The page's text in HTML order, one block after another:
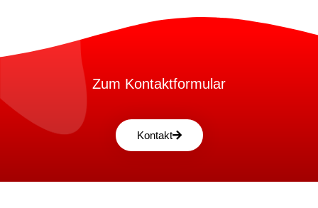
Zum Kontaktformular
Kontakt